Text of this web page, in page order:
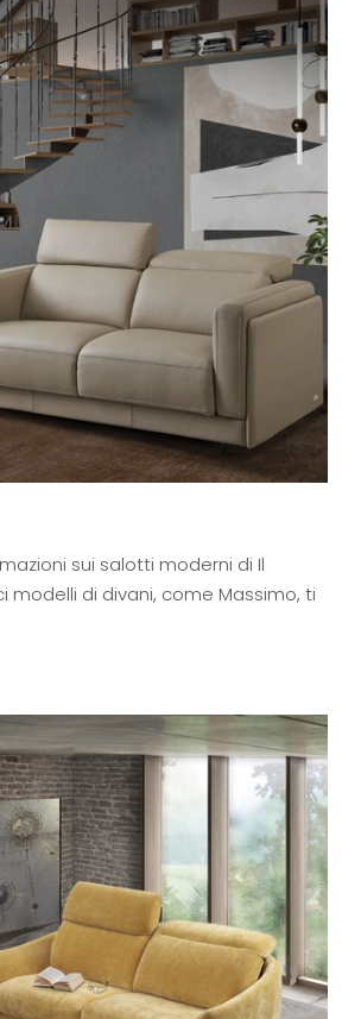
sui salotti moderni di Il
modelli di divani, come Massimo, ti